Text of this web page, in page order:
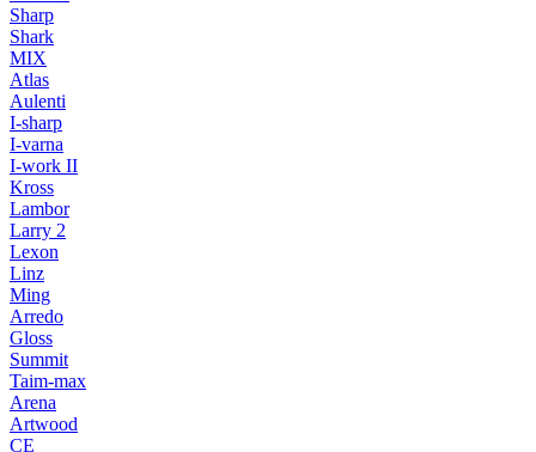
Sharp
Shark
MIX
Atlas
Aulenti
I-sharp
I-varna
I-work II
Kross
Lambor
Larry 2
Lexon
Linz
Ming
Arredo
Gloss
Summit
Taim-max
Arena
Artwood
CE